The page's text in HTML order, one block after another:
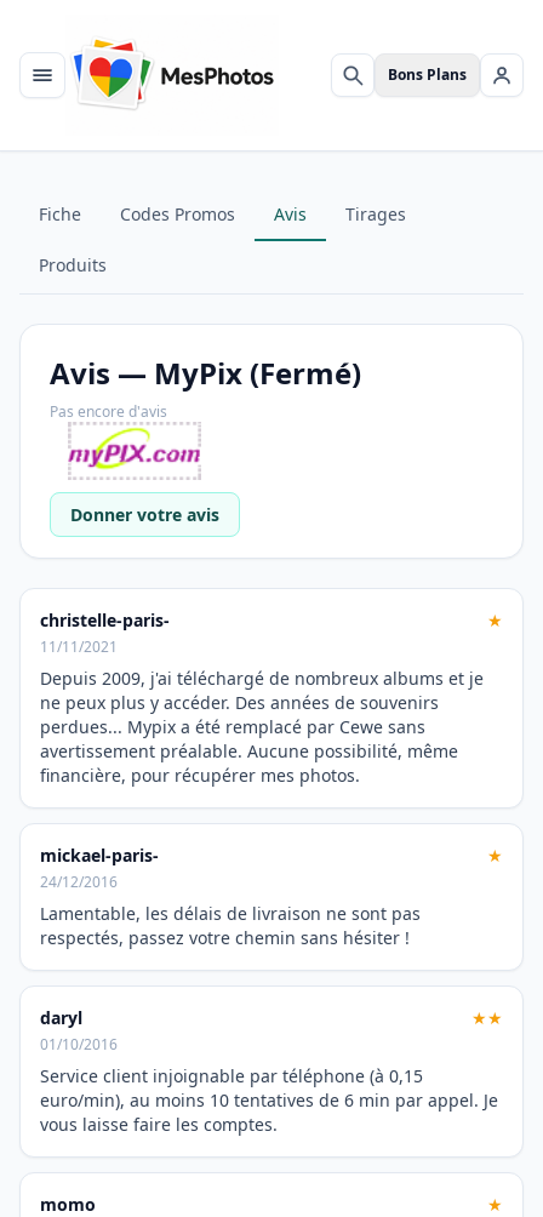
Menu Rechercher
Bons Plans Se
Fiche Codes Promos Avis Tirages
Produits
Avis — MyPix (Fermé)
Pas encore d'avis
Donner votre avis
christelle-paris- ★
11/11/2021
Depuis 2009, j'ai téléchargé de nombreux albums et je
ne peux plus y accéder. Des années de souvenirs
perdues... Mypix a été remplacé par Cewe sans
avertissement préalable. Aucune possibilité, même
financière, pour récupérer mes photos.
mickael-paris- ★
24/12/2016
Lamentable, les délais de livraison ne sont pas
respectés, passez votre chemin sans hésiter !
daryl ★★
01/10/2016
Service client injoignable par téléphone (à 0,15
euro/min), au moins 10 tentatives de 6 min par appel. Je
vous laisse faire les comptes.
momo ★